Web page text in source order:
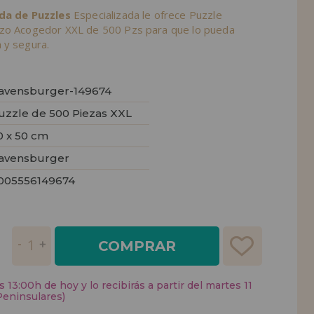
de Puzzles Especializada le ofrece Puzzle
Acogedor XXL de 500 Pzs para que lo pueda
segura.
149674
de 500 Piezas XXL
x 50 cm
COMPRAR
13:00h de hoy y lo recibirás a partir del martes 11